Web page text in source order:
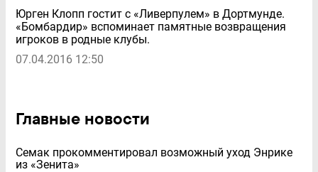
Юрген Клопп гостит с «Ливерпулем» в Дортмунде.
«Бомбардир» вспоминает памятные возвращения
игроков в родные клубы.
07.04.2016 12:50
Главные новости
Семак прокомментировал возможный уход Энрике
из «Зенита»